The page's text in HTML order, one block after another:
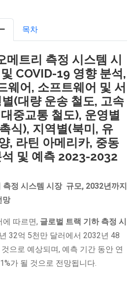
목차
메트리 측정 시스템 시
COVID-19 영향 분석,
웨어, 소프트웨어 및 서
(대량 운송 철도, 고속
중교통 철도), 운영별
식), 지역별(북미, 유
, 라틴 아메리카, 중동
및 예측 2023-2032
측정 시스템 시장 규모, 2032년까지
망
에 따르면, 글로벌 트랙 기하 측정 시
32억 5천만 달러에서 2032년 48
으로 예상되며, 예측 기간 동안 연
가 될 것으로 전망됩니다.